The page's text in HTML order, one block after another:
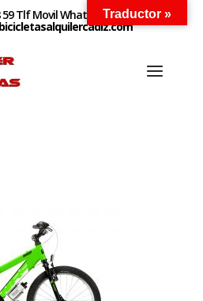
Tlf Movil WhatsApp +34 627 14
Traductor »